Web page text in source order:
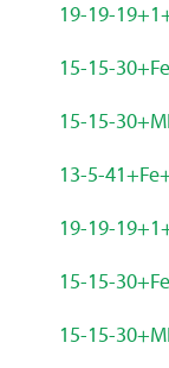
19-19-
15-15-
15-15-
13-5-
19-19-
15-15-
15-15-